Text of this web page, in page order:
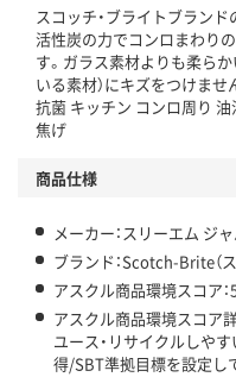
スコッチ・ブライトブラン
活性炭の力でコンロまわり
す。ガラス素材よりも柔ら
いる素材）にキズをつけま
抗菌 キッチン コンロ周り
焦げ
商品仕様
メーカー：スリーエム ジ
ブランド：Scotch-Brite（
アスクル商品環境スコア：
アスクル商品環境スコア
ユース・リサイクルしや
得/SBT準拠目標を設定し